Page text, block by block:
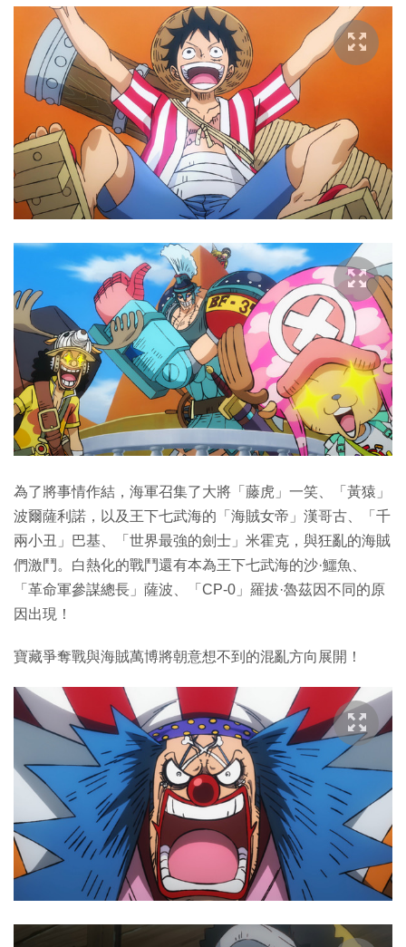
為了將事情作結，海軍召集了大將「藤虎」一笑、「黃猿」
波爾薩利諾，以及王下七武海的「海賊女帝」漢哥古、「千
兩小丑」巴基、「世界最強的劍士」米霍克，與狂亂的海賊
們激鬥。白熱化的戰鬥還有本為王下七武海的沙·鱷魚、
「革命軍參謀總長」薩波、「CP-0」羅拔·魯茲因不同的原
因出現！
寶藏爭奪戰與海賊萬博將朝意想不到的混亂方向展開！